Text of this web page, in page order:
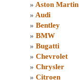
» Aston Martin
» Audi
» Bentley
» BMW
» Bugatti
» Chevrolet
» Chrysler
» Citroen